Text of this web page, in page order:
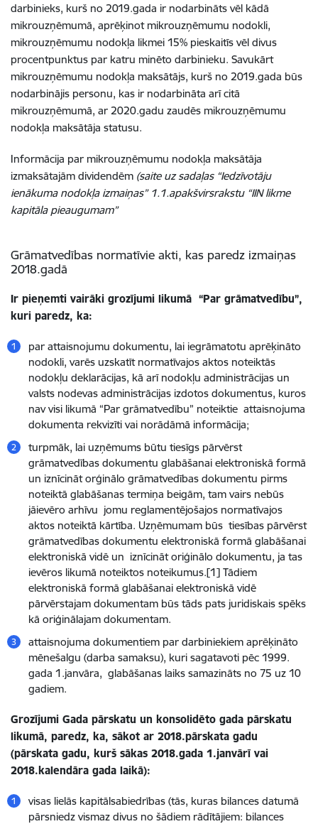
darbinieks, kurš no 2019.gada ir nodarbināts vēl kādā
mikrouzņēmumā, aprēķinot mikrouzņēmumu nodokli,
mikrouzņēmumu nodokļa likmei 15% pieskaitīs vēl divus
procentpunktus par katru minēto darbinieku. Savukārt
mikrouzņēmumu nodokļa maksātājs, kurš no 2019.gada būs
nodarbinājis personu, kas ir nodarbināta arī citā
mikrouzņēmumā, ar 2020.gadu zaudēs mikrouzņēmumu
nodokļa maksātāja statusu.
Informācija par mikrouzņēmumu nodokļa maksātāja
izmaksātajām dividendēm (saite uz sadaļas “Iedzīvotāju
ienākuma nodokļa izmaiņas” 1.1.apakšvirsrakstu “IIN likme
kapitāla pieaugumam”
Grāmatvedības normatīvie akti, kas paredz izmaiņas
2018.gadā
Ir pieņemti vairāki grozījumi likumā “Par grāmatvedību”,
kuri paredz, ka:
par attaisnojumu dokumentu, lai iegrāmatotu aprēķināto
nodokli, varēs uzskatīt normatīvajos aktos noteiktās
nodokļu deklarācijas, kā arī nodokļu administrācijas un
valsts nodevas administrācijas izdotos dokumentus, kuros
nav visi likumā “Par grāmatvedību” noteiktie attaisnojuma
dokumenta rekvizīti vai norādāmā informācija;
turpmāk, lai uzņēmums būtu tiesīgs pārvērst
grāmatvedības dokumentu glabāšanai elektroniskā formā
un iznīcināt orģinālo grāmatvedības dokumentu pirms
noteiktā glabāšanas termiņa beigām, tam vairs nebūs
jāievēro arhīvu jomu reglamentējošajos normatīvajos
aktos noteiktā kārtība. Uzņēmumam būs tiesības pārvērst
grāmatvedības dokumentu elektroniskā formā glabāšanai
elektroniskā vidē un iznīcināt oriģinālo dokumentu, ja tas
ievēros likumā noteiktos noteikumus.[1] Tādiem
elektroniskā formā glabāšanai elektroniskā vidē
pārvērstajam dokumentam būs tāds pats juridiskais spēks
kā oriģinālajam dokumentam.
attaisnojuma dokumentiem par darbiniekiem aprēķināto
mēnešalgu (darba samaksu), kuri sagatavoti pēc 1999.
gada 1.janvāra, glabāšanas laiks samazināts no 75 uz 10
gadiem.
Grozījumi Gada pārskatu un konsolidēto gada pārskatu
likumā, paredz, ka, sākot ar 2018.pārskata gadu
(pārskata gadu, kurš sākas 2018.gada 1.janvārī vai
2018.kalendāra gada laikā):
visas lielās kapitālsabiedrības (tās, kuras bilances datumā
pārsniedz vismaz divus no šādiem rādītājiem: bilances